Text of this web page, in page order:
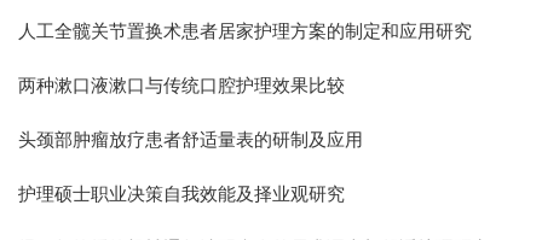
人工全髋关节置换术患者居家护理方案的制定和应用研究
两种漱口液漱口与传统口腔护理效果比较
头颈部肿瘤放疗患者舒适量表的研制及应用
护理硕士职业决策自我效能及择业观研究